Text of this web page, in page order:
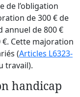
de l’obligation
de 300 € de
annuel de 800 €
€. Cette majoration
(Articles L6323-
travail).
handicap